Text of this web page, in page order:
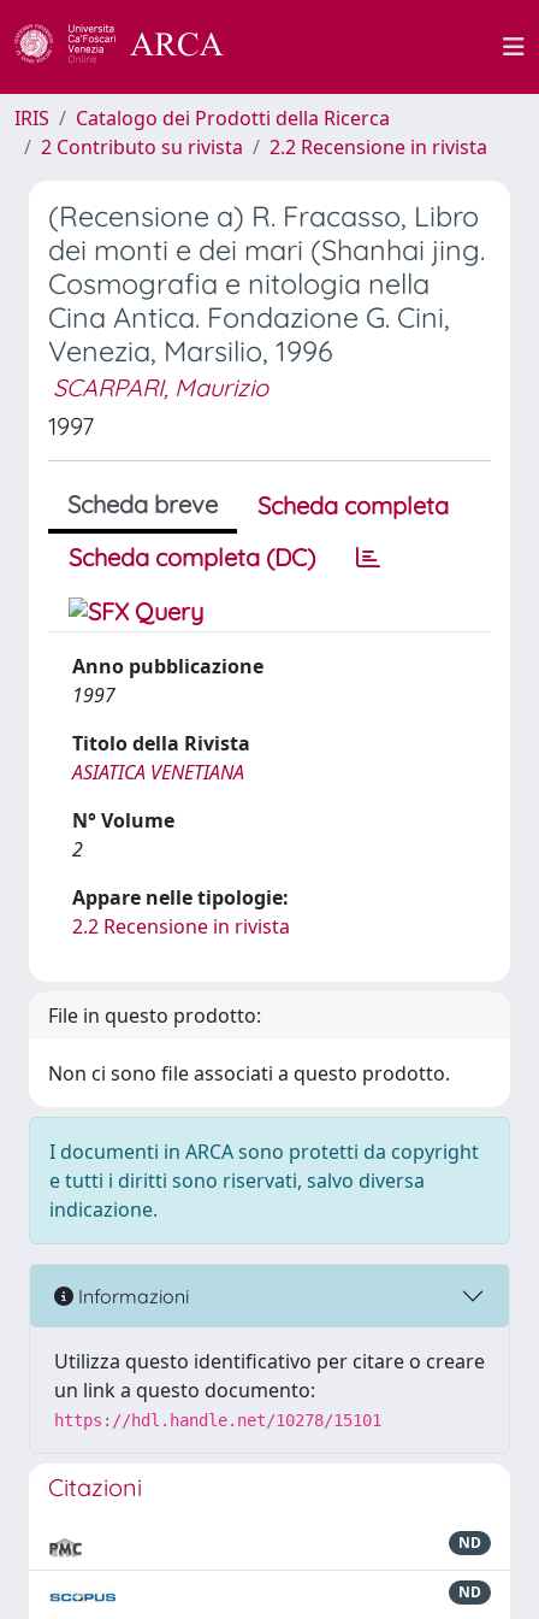
IRIS
Catalogo dei Prodotti della Ricerca
2 Contributo su rivista
2.2 Recensione in rivista
(Recensione a) R. Fracasso, Libro
dei monti e dei mari (Shanhai jing.
Cosmografia e nitologia nella
Cina Antica. Fondazione G. Cini,
Venezia, Marsilio, 1996
SCARPARI, Maurizio
1997
Scheda breve
Scheda completa
Scheda completa (DC)
Anno pubblicazione
1997
Titolo della Rivista
ASIATICA VENETIANA
N° Volume
2
Appare nelle tipologie:
2.2 Recensione in rivista
File in questo prodotto:
Non ci sono file associati a questo prodotto.
I documenti in ARCA sono protetti da copyright
e tutti i diritti sono riservati, salvo diversa
indicazione.
Informazioni
Utilizza questo identificativo per citare o creare
un link a questo documento:
https://hdl.handle.net/10278/15101
Citazioni
ND
ND